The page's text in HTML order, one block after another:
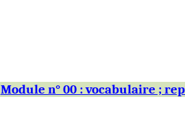
Module n° 00 : vocabulaire ;